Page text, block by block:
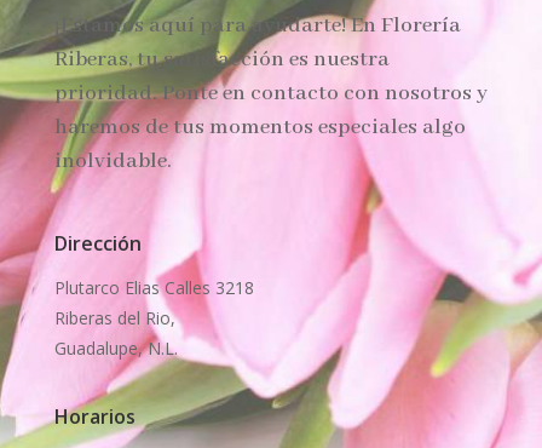
¡Estamos aquí para ayudarte! En Florería
Riberas, tu satisfacción es nuestra
prioridad. Ponte en contacto con nosotros y
haremos de tus momentos especiales algo
inolvidable.
Dirección
Plutarco Elias Calles 3218
Riberas del Rio,
Guadalupe, N.L.
Horarios